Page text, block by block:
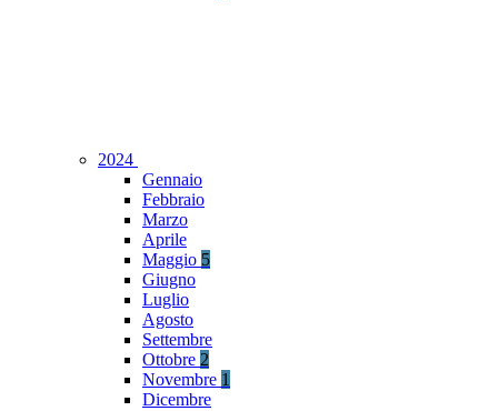
2024
Gennaio
Febbraio
Marzo
Aprile
Maggio 5
Giugno
Luglio
Agosto
Settembre
Ottobre 2
Novembre 1
Dicembre